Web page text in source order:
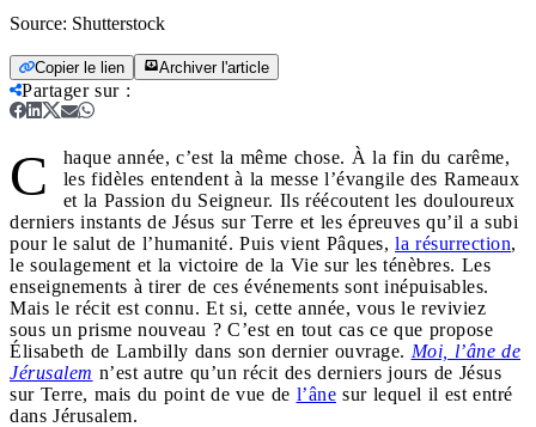
Source: Shutterstock
Copier le lien Archiver l'article
Partager sur:
C
haque année, c’est la même chose. À la fin du carême,
les fidèles entendent à la messe l’évangile des Rameaux
et la Passion du Seigneur. Ils réécoutent les douloureux
derniers instants de Jésus sur Terre et les épreuves qu’il a subi
pour le salut de l’humanité. Puis vient Pâques, la résurrection,
le soulagement et la victoire de la Vie sur les ténèbres. Les
enseignements à tirer de ces événements sont inépuisables.
Mais le récit est connu. Et si, cette année, vous le reviviez
sous un prisme nouveau ? C’est en tout cas ce que propose
Élisabeth de Lambilly dans son dernier ouvrage. Moi, l’âne de
Jérusalem n’est autre qu’un récit des derniers jours de Jésus
sur Terre, mais du point de vue de l’âne sur lequel il est entré
dans Jérusalem.